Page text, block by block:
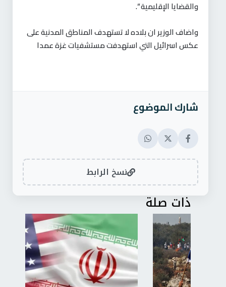
والقضايا الإقليمية “.
واضاف الوزير ان بلاده لا تستهدف المناطق المدنية على
عكس اسرائيل التي استهدفت مستشفيات غزة عمدا
شارك الموضوع
نسخ الرابط
ذات صلة